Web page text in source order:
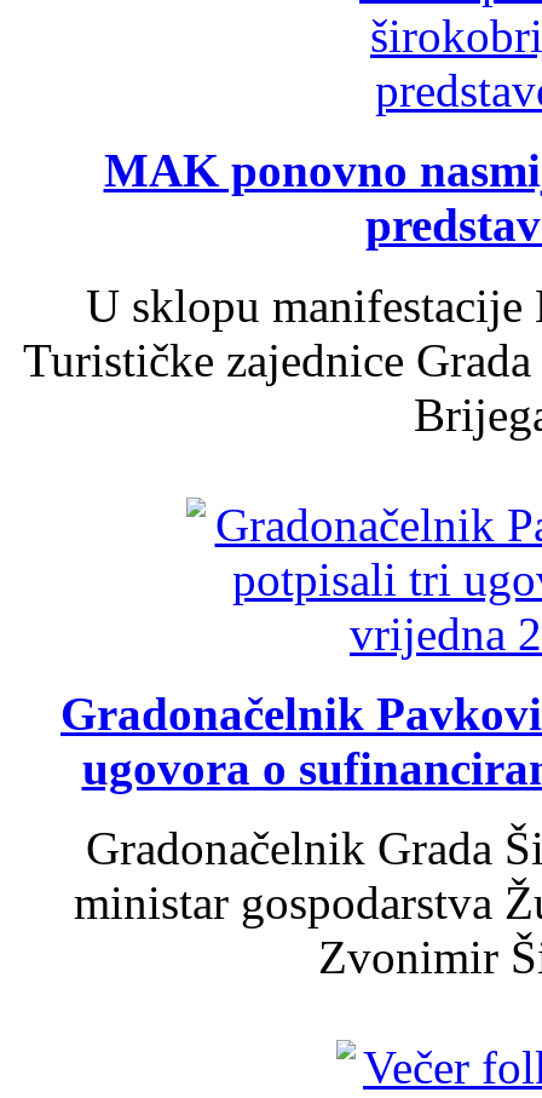
MAK ponovno
U sklopu
Turističke zajednice
Gradonačelnik
ugovora o
Gradonačelnik Grada
ministar gospodarstva
Zvonimir